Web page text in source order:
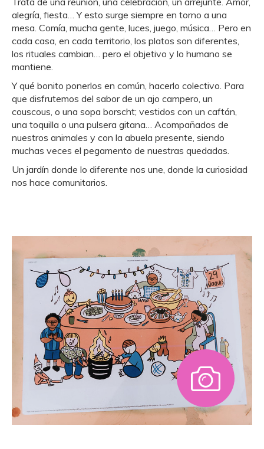
alegría, fiesta… Y esto surge siempre en torno a una
mesa. Comía, mucha gente, luces, juego, música… Pero en
cada casa, en cada territorio, los platos son diferentes,
los rituales cambian… pero el objetivo y lo humano se
mantiene.
Y qué bonito ponerlos en común, hacerlo colectivo. Para
que disfrutemos del sabor de un ajo campero, un
couscous, o una sopa borscht; vestidos con un caftán,
una toquilla o una pulsera gitana… Acompañados de
nuestros animales y con la abuela presente, siendo
muchas veces el pegamento de nuestras quedadas.
Un jardín donde lo diferente nos une, donde la curiosidad
nos hace comunitarios.